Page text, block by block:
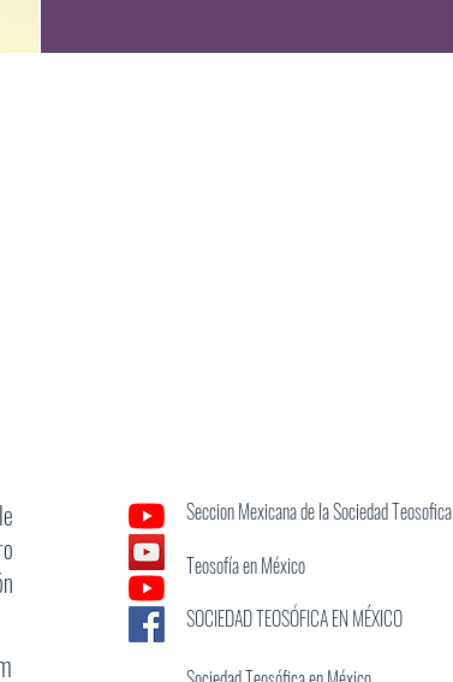
Seccion Mexicana de la Sociedad Teosofica
Teosofía en México
SOCIEDAD TEOSÓFICA EN MÉXICO